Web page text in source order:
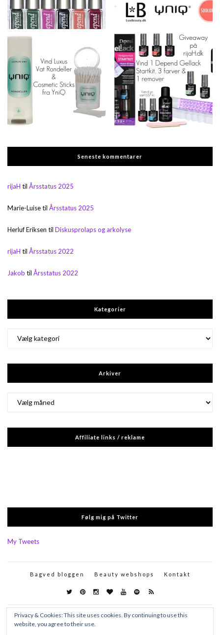
Seneste kommentarer
rijaH til Årsstatus 2025
Marie-Luisetil Årsstatus 2025
Herluf Eriksen til Diskusprolaps og arkolyse
rijaH til Årsstatus 2022
Jakob til Årsstatus 2022
Kategorier
Arkiver
Affiliate links / reklame
Følg mig på Twitter
My Tweets
Bagved bloggen Beauty webshops Kontakt
Privacy & Cookies: This site uses cookies. By continuing to use this
website, you agree to their use.